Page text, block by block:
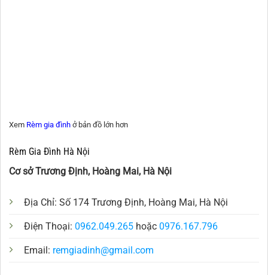
Xem Rèm gia đình ở bản đồ lớn hơn
Rèm Gia Đình Hà Nội
Cơ sở Trương Định, Hoàng Mai, Hà Nội
Địa Chỉ: Số 174 Trương Định, Hoàng Mai, Hà Nội
Điện Thoại: 0962.049.265 hoặc 0976.167.796
Email: remgiadinh@gmail.com